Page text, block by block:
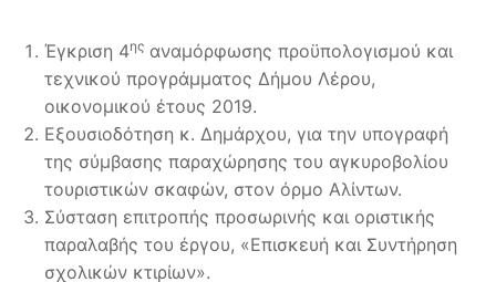
Έγκριση 4ης αναμόρφωσης προϋπολογισμού και
τεχνικού προγράμματος Δήμου Λέρου,
οικονομικού έτους 2019.
Εξουσιοδότηση κ. Δημάρχου, για την υπογραφή
της σύμβασης παραχώρησης του αγκυροβολίου
τουριστικών σκαφών, στον όρμο Αλίντων.
Σύσταση επιτροπής προσωρινής και οριστικής
παραλαβής του έργου, «Επισκευή και Συντήρηση
σχολικών κτιρίων».